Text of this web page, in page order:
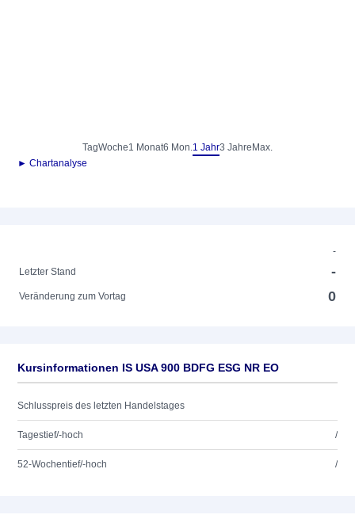
TagWoche1 Monat6 Mon.1 Jahr3 Jahre Max.
► Chartanalyse
-
Letzter Stand
-
Veränderung zum Vortag 0
Kursinformationen IS USA 900 BDFG ESG NR EO
Schlusspreis des letzten Handelstages
Tagestief/-hoch /
52-Wochentief/-hoch /